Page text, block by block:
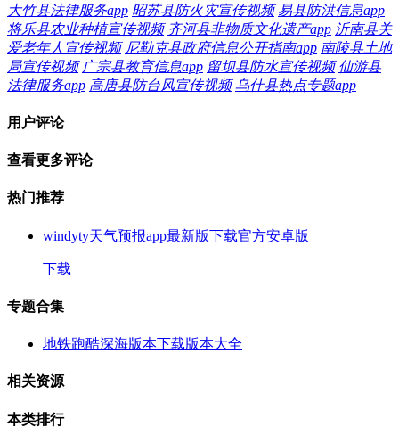
大竹县法律服务app 昭苏县防火灾宣传视频 易县防洪信息app
将乐县农业种植宣传视频 齐河县非物质文化遗产app 沂南县关
爱老年人宣传视频 尼勒克县政府信息公开指南app 南陵县土地
局宣传视频 广宗县教育信息app 留坝县防水宣传视频 仙游县
法律服务app 高唐县防台风宣传视频 乌什县热点专题app
用户评论
查看更多评论
热门推荐
windyty天气预报app最新版下载官方安卓版
下载
专题合集
地铁跑酷深海版本下载版本大全
相关资源
本类排行